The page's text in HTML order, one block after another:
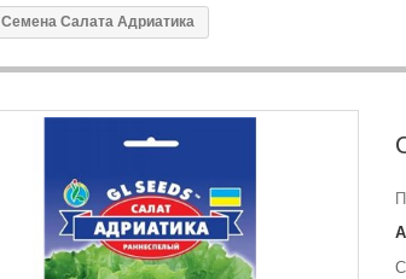
Семена Салата Адриатика